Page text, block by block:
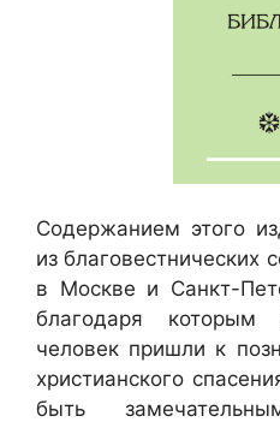
Содержанием этого
из благовестнических
в Москве и Санкт-
благодаря
человек пришли к
христианского
быть